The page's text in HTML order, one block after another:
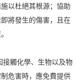
以杜絕其根源；協助
將發生的傷害，且在
觸化學、生物以及物
危害時，應免費提供